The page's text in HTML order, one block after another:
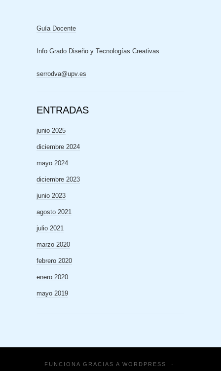
Guía Docente
Info Grado Diseño y Tecnologías Creativas
serrodva@upv.es
ENTRADAS
junio 2025
diciembre 2024
mayo 2024
diciembre 2023
junio 2023
agosto 2021
julio 2021
marzo 2020
febrero 2020
enero 2020
mayo 2019
FUNCIONA GRACIAS A WORDPRESS ·